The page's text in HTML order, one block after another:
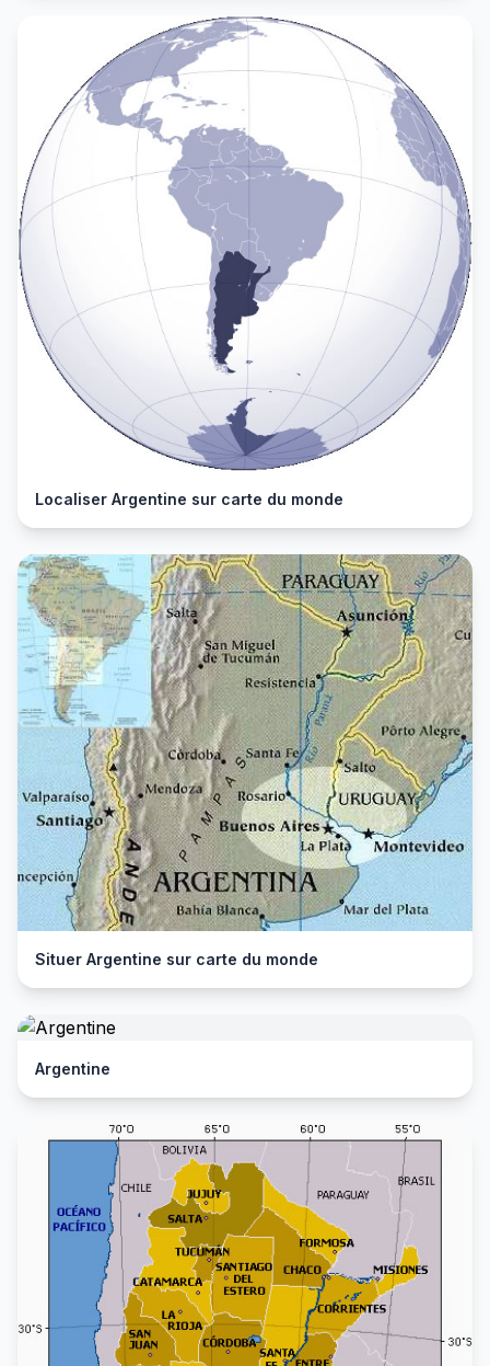
Localiser Argentine sur carte du monde
Situer Argentine sur carte du monde
Argentine